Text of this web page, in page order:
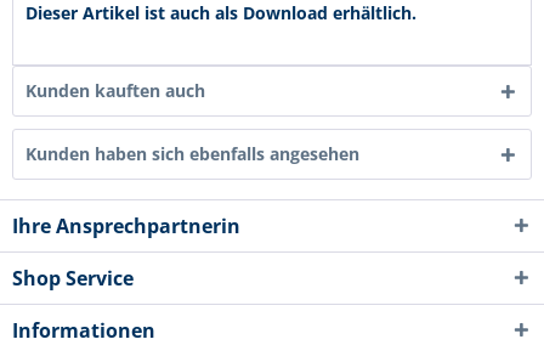
Dieser Artikel ist auch als Download erhältlich.
Kunden kauften auch
Kunden haben sich ebenfalls angesehen
Ihre Ansprechpartnerin
Shop Service
Informationen